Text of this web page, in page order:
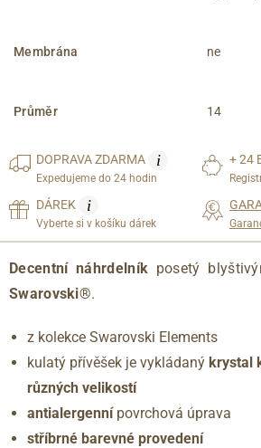
Membrána ne
Průměr 14
DOPRAVAZDARMA i
Expedujeme do 24 hodin
+ 24
DÁREK i
Vyberte si v košíku dárek
Decentní náhrdelník posetý
Swarovski®.
z kolekce Swarovski Elements
kulatý přívěšek je vykládaný krystal
různých velikostí
antialergennípovrchová úprava
stříbrné barevné provedení